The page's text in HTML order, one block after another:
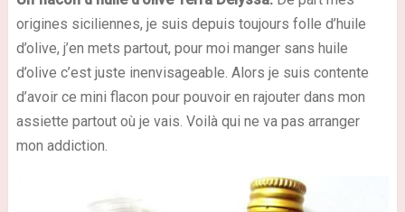
origines siciliennes, je suis depuis toujours folle d’huile
d’olive, j’en mets partout, pour moi manger sans huile
d’olive c’est juste inenvisageable. Alors je suis contente
d’avoir ce mini flacon pour pouvoir en rajouter dans mon
assiette partout où je vais. Voilà qui ne va pas arranger
mon addiction.